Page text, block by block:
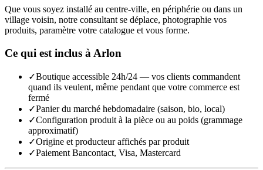
Que vous soyez installé au centre-ville, en périphérie ou dans un
village voisin, notre consultant se déplace, photographie vos
produits, paramètre votre catalogue et vous forme.
Ce qui est inclus à Arlon
✓Boutique accessible 24h/24 — vos clients commandent
quand ils veulent, même pendant que votre commerce est
fermé
✓Panier du marché hebdomadaire (saison, bio, local)
✓Configuration produit à la pièce ou au poids (grammage
approximatif)
✓Origine et producteur affichés par produit
✓Paiement Bancontact, Visa, Mastercard